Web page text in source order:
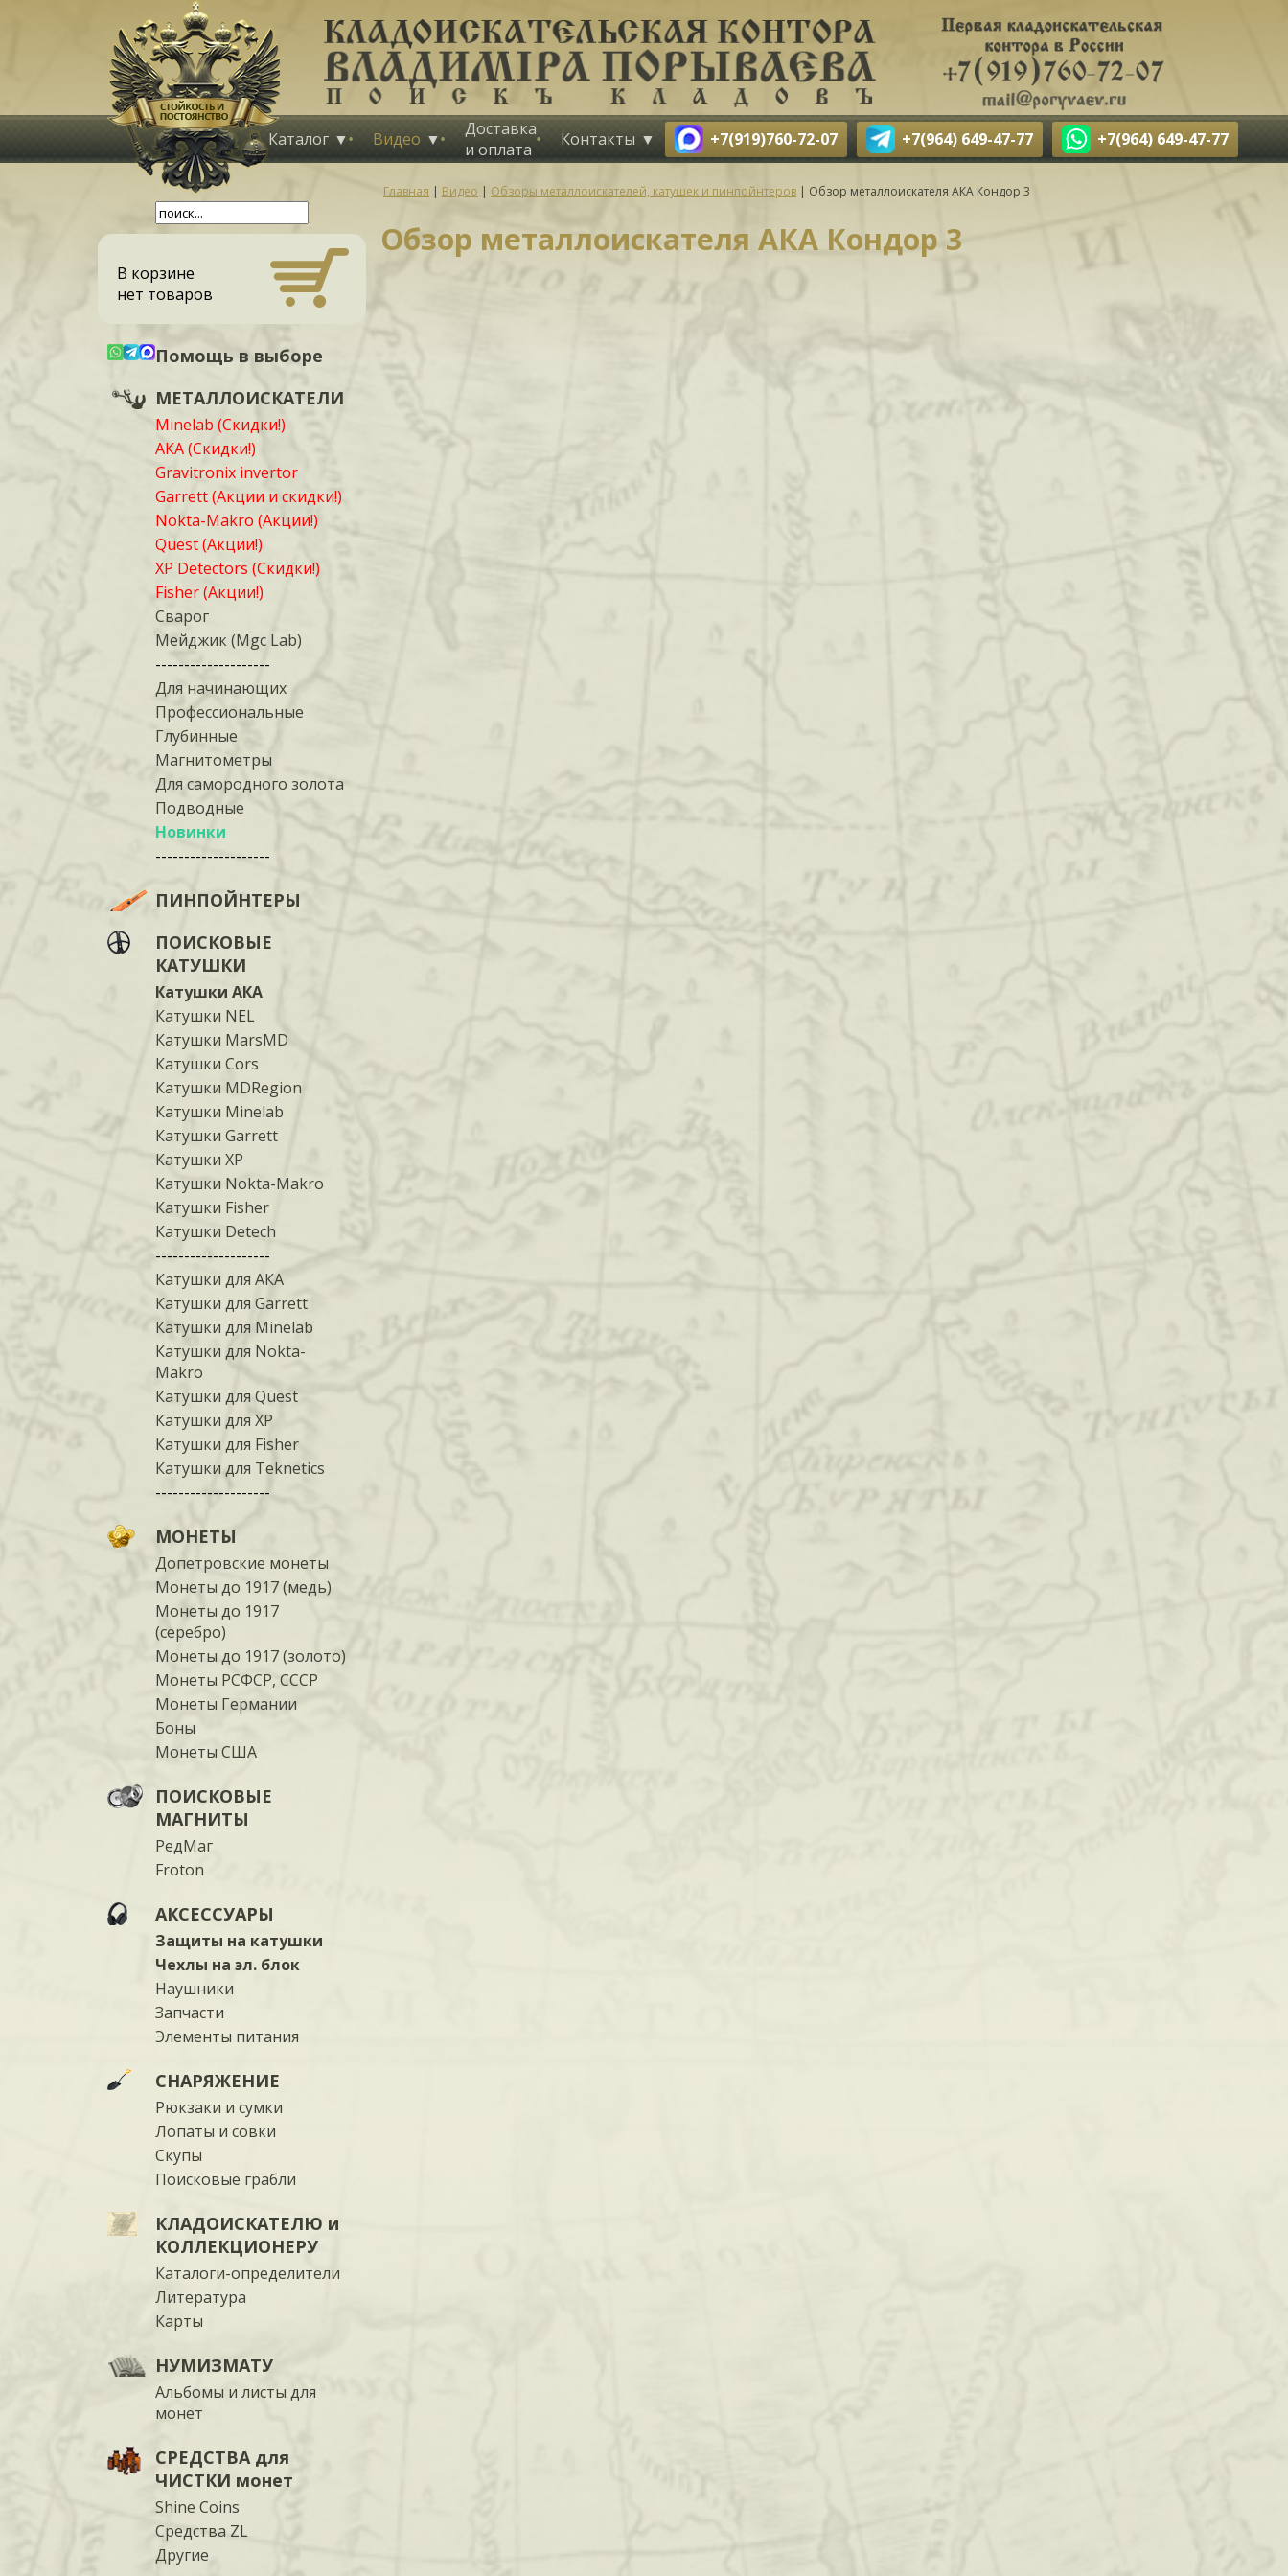
Каталог Видео
Доставка
и оплата
Контакты +7(919)760-72-07 +7(964) 649-47-77 +7(964) 649-47-77
В корзине
нет товаров
Помощь в выборе
МЕТАЛЛОИСКАТЕЛИ
Minelab (Скидки!)
АКА (Скидки!)
Gravitronix invertor
Garrett (Акции и скидки!)
Nokta-Makro (Акции!)
Quest (Акции!)
XP Detectors (Скидки!)
Fisher (Акции!)
Сварог
Мейджик (Mgc Lab)
--------------------
Для начинающих
Профессиональные
Глубинные
Магнитометры
Для самородного золота
Подводные
Новинки
--------------------
ПИНПОЙНТЕРЫ
ПОИСКОВЫЕ
КАТУШКИ
Катушки АКА
Катушки NEL
Катушки MarsMD
Катушки Cors
Катушки MDRegion
Катушки Minelab
Катушки Garrett
Катушки XP
Катушки Nokta-Makro
Катушки Fisher
Катушки Detech
--------------------
Катушки для АКА
Катушки для Garrett
Катушки для Minelab
Катушки для Nokta-
Makro
Катушки для Quest
Катушки для XP
Катушки для Fisher
Катушки для Teknetics
--------------------
МОНЕТЫ
Допетровские монеты
Монеты до 1917 (медь)
Монеты до 1917
(серебро)
Монеты до 1917 (золото)
Монеты РСФСР, СССР
Монеты Германии
Боны
Монеты США
ПОИСКОВЫЕ
МАГНИТЫ
РедМаг
Froton
АКСЕССУАРЫ
Защиты на катушки
Чехлы на эл. блок
Наушники
Запчасти
Элементы питания
СНАРЯЖЕНИЕ
Рюкзаки и сумки
Лопаты и совки
Скупы
Поисковые грабли
КЛАДОИСКАТЕЛЮ и
КОЛЛЕКЦИОНЕРУ
Каталоги-определители
Литература
Карты
НУМИЗМАТУ
Альбомы и листы для
монет
СРЕДСТВА для
ЧИСТКИ монет
Shine Coins
Средства ZL
Другие
Главная | Видео | Обзоры металлоискателей, катушек и пинпойнтеров | Обзор металлоискателя АКА Кондор 3
Обзор металлоискателя АКА Кондор 3